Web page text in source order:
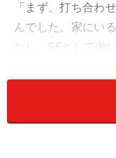
「まず、打ち合わ
んでした。家にい
だし、SEとして働
Yさんは仕事をし
日に一着のジャケ